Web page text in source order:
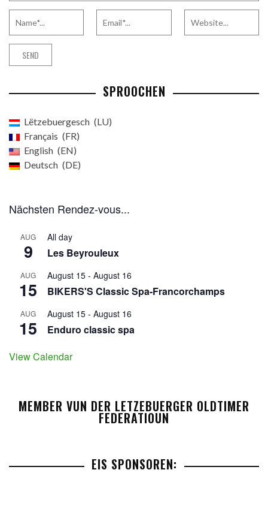
SPROOCHEN
Lëtzebuergesch
LU
Français
FR
English
EN
Deutsch
DE
Nächsten Rendez-vous...
AUG
9
All day
Les Beyrouleux
AUG
15
August 15 - August 16
BIKERS'S Classic Spa-Francorchamps
AUG
15
August 15 - August 16
Enduro classic spa
View Calendar
MEMBER VUN DER LETZEBUERGER OLDTIMER
FEDERATIOUN
EIS SPONSOREN: